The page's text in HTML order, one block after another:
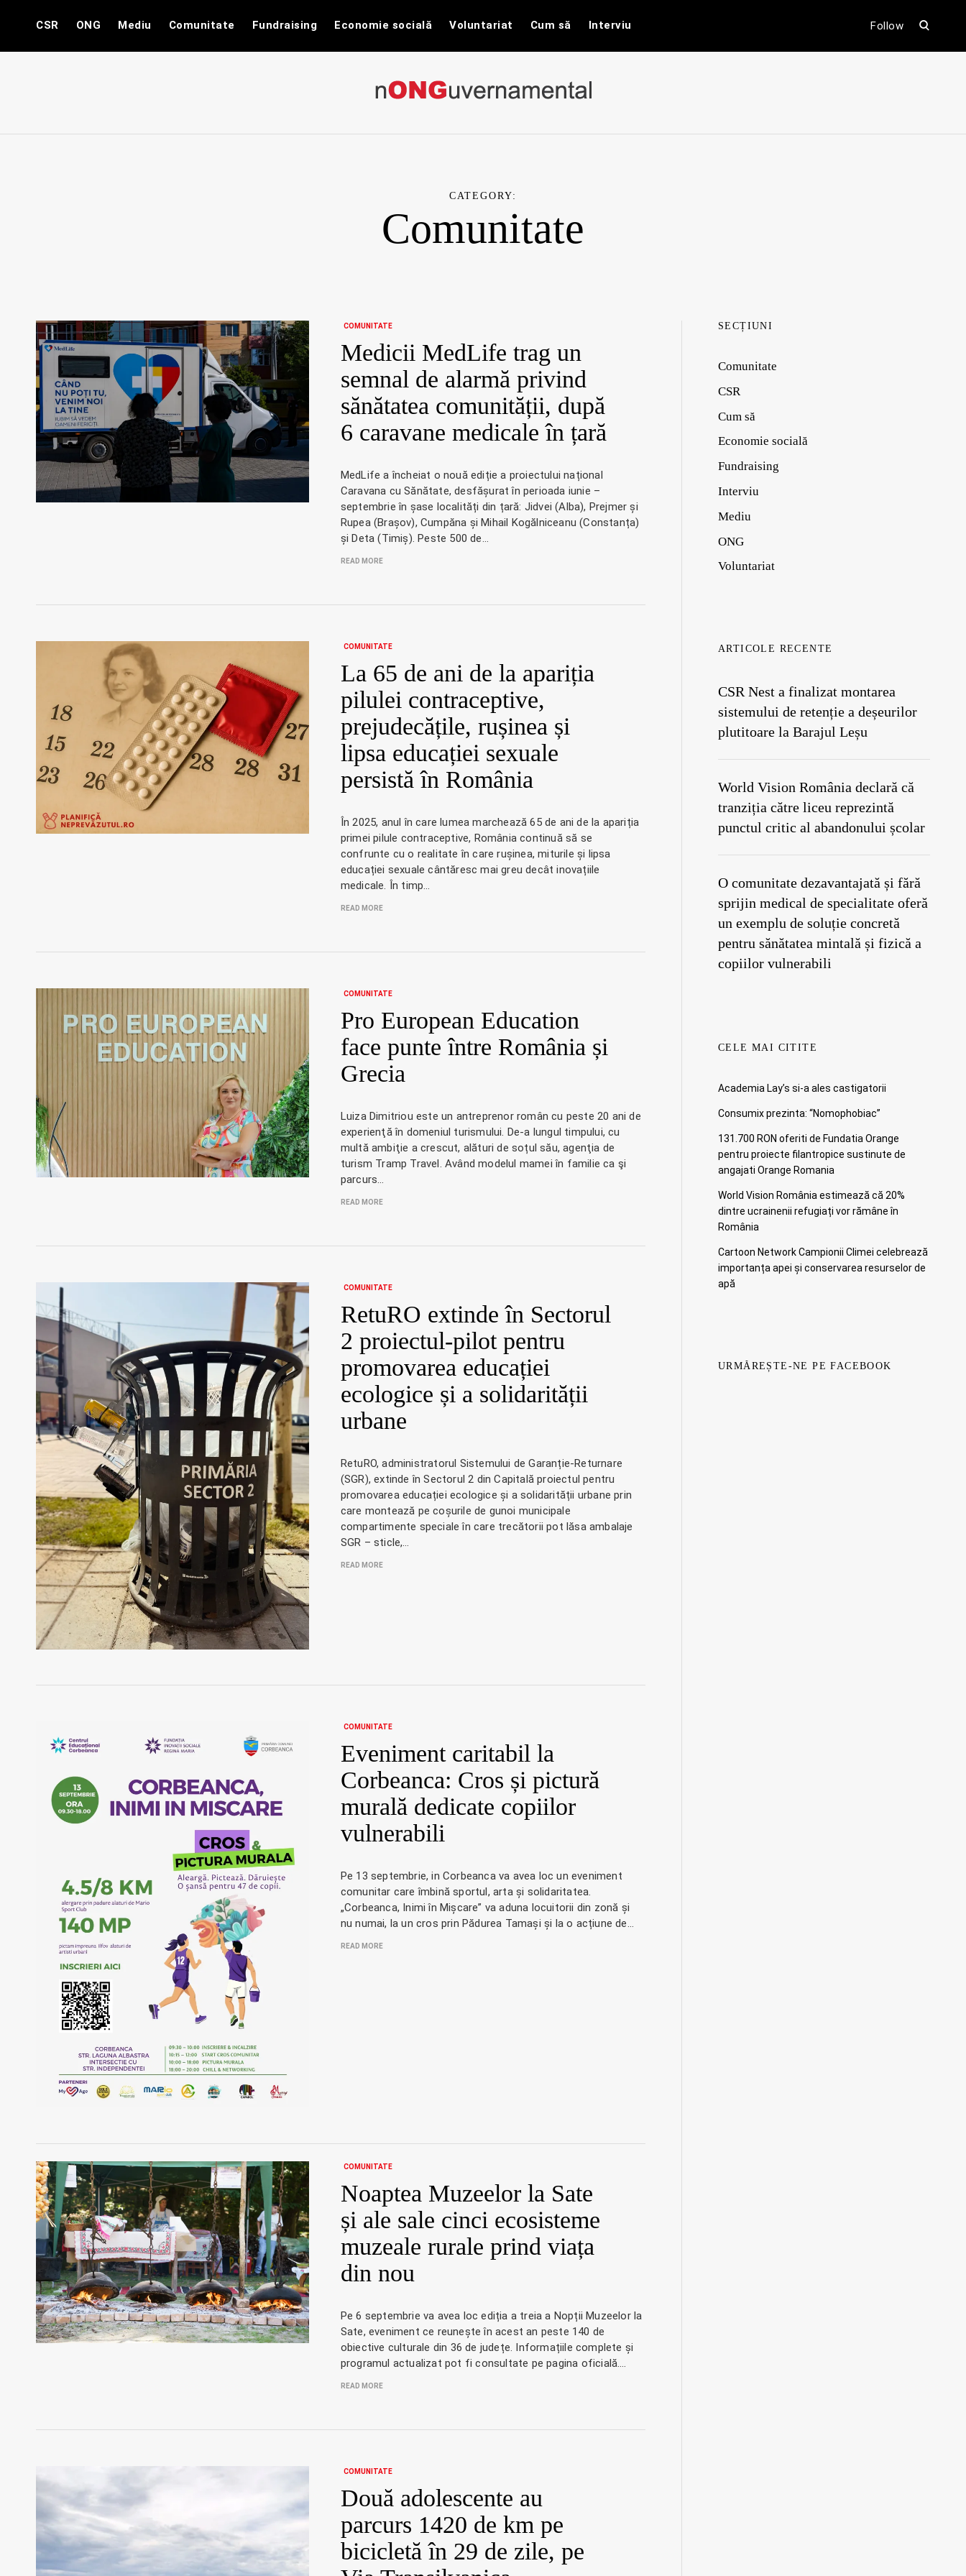
CSR ONG Mediu Comunitate Fundraising Economie socială Voluntariat Cum să Interviu Follow
open
form
nONGuvernamental
CATEGORY:
Comunitate
COMUNITATE
Medicii MedLife trag un
semnal de alarmă privind
sănătatea comunității, după
6 caravane medicale în țară
MedLife a încheiat o nouă ediție a proiectului național
Caravana cu Sănătate, desfășurat în perioada iunie –
septembrie în șase localități din țară: Jidvei (Alba), Prejmer și
Rupea (Brașov), Cumpăna și Mihail Kogălniceanu (Constanța)
și Deta (Timiș). Peste 500 de…
READ MORE
COMUNITATE
La 65 de ani de la apariția
pilulei contraceptive,
prejudecățile, rușinea și
lipsa educației sexuale
persistă în România
În 2025, anul în care lumea marchează 65 de ani de la apariția
primei pilule contraceptive, România continuă să se
confrunte cu o realitate în care rușinea, miturile și lipsa
educației sexuale cântăresc mai greu decât inovațiile
medicale. În timp…
READ MORE
COMUNITATE
Pro European Education
face punte între România și
Grecia
Luiza Dimitriou este un antreprenor român cu peste 20 ani de
experienţă în domeniul turismului. De-a lungul timpului, cu
multă ambiţie a crescut, alături de soțul său, agenţia de
turism Tramp Travel. Având modelul mamei în familie ca şi
parcurs…
READ MORE
COMUNITATE
RetuRO extinde în Sectorul
2 proiectul-pilot pentru
promovarea educației
ecologice și a solidarității
urbane
RetuRO, administratorul Sistemului de Garanție-Returnare
(SGR), extinde în Sectorul 2 din Capitală proiectul pentru
promovarea educației ecologice și a solidarității urbane prin
care montează pe coșurile de gunoi municipale
compartimente speciale în care trecătorii pot lăsa ambalaje
SGR – sticle,…
READ MORE
COMUNITATE
Eveniment caritabil la
Corbeanca: Cros și pictură
murală dedicate copiilor
vulnerabili
Pe 13 septembrie, in Corbeanca va avea loc un eveniment
comunitar care îmbină sportul, arta și solidaritatea.
„Corbeanca, Inimi în Mișcare” va aduna locuitorii din zonă și
nu numai, la un cros prin Pădurea Tamași și la o acțiune de…
READ MORE
COMUNITATE
Noaptea Muzeelor la Sate
și ale sale cinci ecosisteme
muzeale rurale prind viața
din nou
Pe 6 septembrie va avea loc ediția a treia a Nopții Muzeelor la
Sate, eveniment ce reunește în acest an peste 140 de
obiective culturale din 36 de județe. Informațiile complete și
programul actualizat pot fi consultate pe pagina oficială.…
READ MORE
COMUNITATE
Două adolescente au
parcurs 1420 de km pe
bicicletă în 29 de zile, pe
SECȚIUNI
Comunitate
CSR
Cum să
Economie socială
Fundraising
Interviu
Mediu
ONG
Voluntariat
ARTICOLE RECENTE
CSR Nest a finalizat montarea
sistemului de retenție a deșeurilor
plutitoare la Barajul Leșu
World Vision România declară că
tranziția către liceu reprezintă
punctul critic al abandonului școlar
O comunitate dezavantajată și fără
sprijin medical de specialitate oferă
un exemplu de soluție concretă
pentru sănătatea mintală și fizică a
copiilor vulnerabili
CELE MAI CITITE
Academia Lay’s si-a ales castigatorii
Consumix prezinta: “Nomophobiac”
131.700 RON oferiti de Fundatia Orange
pentru proiecte filantropice sustinute de
angajati Orange Romania
World Vision România estimează că 20%
dintre ucrainenii refugiați vor rămâne în
România
Cartoon Network Campionii Climei celebrează
importanța apei și conservarea resurselor de
apă
URMĂREȘTE-NE PE FACEBOOK